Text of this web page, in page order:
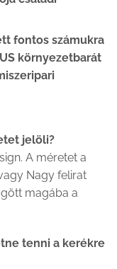
fontos számukra
környezetbarát
jelöli?
A méretet a
Nagy felirat
magába a
tenni a kerékre